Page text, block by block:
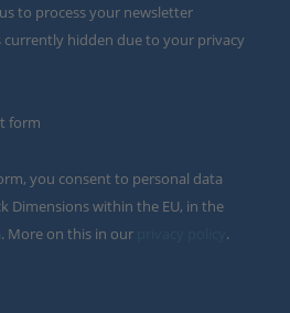
to process your newsletter
currently hidden due to your privacy
form
you consent to personal data
Dimensions within the EU, in the
More on this in our
.